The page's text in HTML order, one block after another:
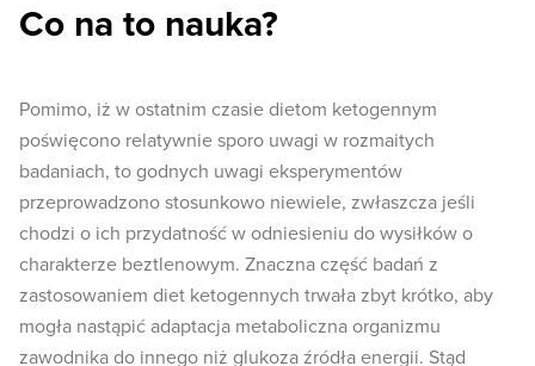
Co na to nauka?
Pomimo, iż w ostatnim czasie dietom ketogennym
poświęcono relatywnie sporo uwagi w rozmaitych
badaniach, to godnych uwagi eksperymentów
przeprowadzono stosunkowo niewiele, zwłaszcza jeśli
chodzi o ich przydatność w odniesieniu do wysiłków o
charakterze beztlenowym. Znaczna część badań z
zastosowaniem diet ketogennych trwała zbyt krótko, aby
mogła nastąpić adaptacja metaboliczna organizmu
zawodnika do innego niż glukoza źródła energii. Stąd